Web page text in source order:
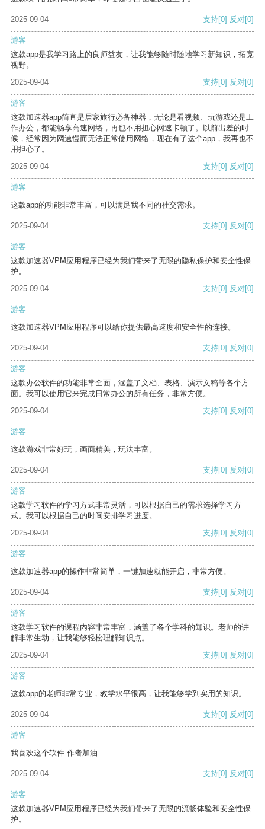
2025-09-04 支持[0] 反对[0]
游客
这款app是我学习路上的良师益友，让我能够随时随地学习新知识，拓宽
视野。
2025-09-04
支持[0] 反对[0]
游客
这款加速器app简直是居家旅行必备神器，无论是看视频、玩游戏还是工
作办公，都能畅享高速网络，再也不用担心网速卡顿了。以前出差的时
候，经常因为网速慢而无法正常使用网络，现在有了这个app，我再也不
用担心了。
2025-09-04
支持[0] 反对[0]
游客
这款app的功能非常丰富，可以满足我不同的社交需求。
2025-09-04 支持[0] 反对[0]
游客
这款加速器VPM应用程序已经为我们带来了无限的隐私保护和安全性保
护。
2025-09-04
支持[0] 反对[0]
游客
这款加速器VPM应用程序可以给你提供最高速度和安全性的连接。
2025-09-04 支持[0] 反对[0]
游客
这款办公软件的功能非常全面，涵盖了文档、表格、演示文稿等各个方
面。我可以使用它来完成日常办公的所有任务，非常方便。
2025-09-04
支持[0] 反对[0]
游客
这款游戏非常好玩，画面精美，玩法丰富。
2025-09-04 支持[0] 反对[0]
游客
这款学习软件的学习方式非常灵活，可以根据自己的需求选择学习方
式。我可以根据自己的时间安排学习进度。
2025-09-04
支持[0] 反对[0]
游客
这款加速器app的操作非常简单，一键加速就能开启，非常方便。
2025-09-04 支持[0] 反对[0]
游客
这款学习软件的课程内容非常丰富，涵盖了各个学科的知识。老师的讲
解非常生动，让我能够轻松理解知识点。
2025-09-04
支持[0] 反对[0]
游客
这款app的老师非常专业，教学水平很高，让我能够学到实用的知识。
2025-09-04 支持[0] 反对[0]
游客
我喜欢这个软件 作者加油
2025-09-04 支持[0] 反对[0]
游客
这款加速器VPM应用程序已经为我们带来了无限的流畅体验和安全性保
护。